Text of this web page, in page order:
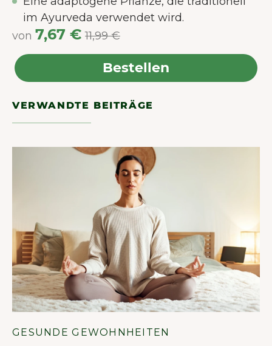
im Ayurveda verwendet wird.
von 7,67 € 11,99 €
Bestellen
VERWANDTE BEITRÄGE
GESUNDE GEWOHNHEITEN